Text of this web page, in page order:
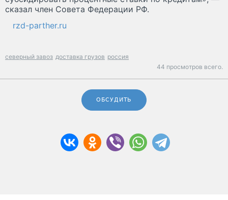
сказал член Совета Федерации РФ.
rzd-parther.ru
северный завоз доставка грузов россия
44 просмотров всего.
ОБСУДИТЬ